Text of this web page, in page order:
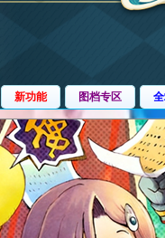
新功能 图档专区